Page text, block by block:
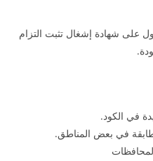
على شهادة إشغال تثبت التزام
في الكود.
في بعض المناطق.